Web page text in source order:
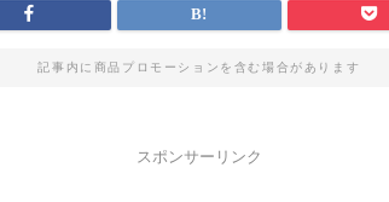
記事内に商品プロモーションを含む場合があります
スポンサーリンク